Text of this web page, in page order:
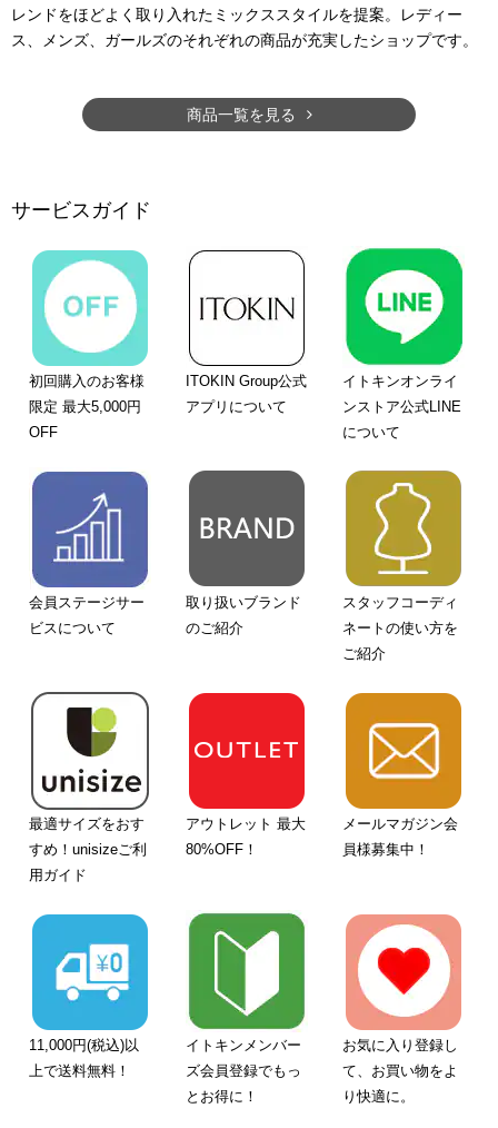
レンドをほどよく取り入れたミックススタイルを提案。レディー
ス、メンズ、ガールズのそれぞれの商品が充実したショップです。
商品一覧を見る
サービスガイド
初回購入のお客様
限定 最大5,000円
OFF
ITOKIN Group公式
アプリについて
イトキンオンライ
ンストア公式LINE
について
会員ステージサー
ビスについて
取り扱いブランド
のご紹介
スタッフコーディ
ネートの使い方を
ご紹介
最適サイズをおす
すめ！unisizeご利
用ガイド
アウトレット 最大
80%OFF！
メールマガジン会
員様募集中！
11,000円(税込)以
上で送料無料！
イトキンメンバー
ズ会員登録でもっ
とお得に！
お気に入り登録し
て、お買い物をよ
り快適に。